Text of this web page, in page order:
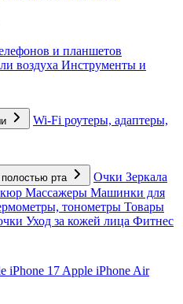
и планшетов
воздуха Инструменты и
Wi-Fi роутеры, адаптеры,
рта Очки Зеркала
Массажеры Машинки для
тонометры Товары
Уход за кожей лица Фитнес
iPhone 17 Apple iPhone Air